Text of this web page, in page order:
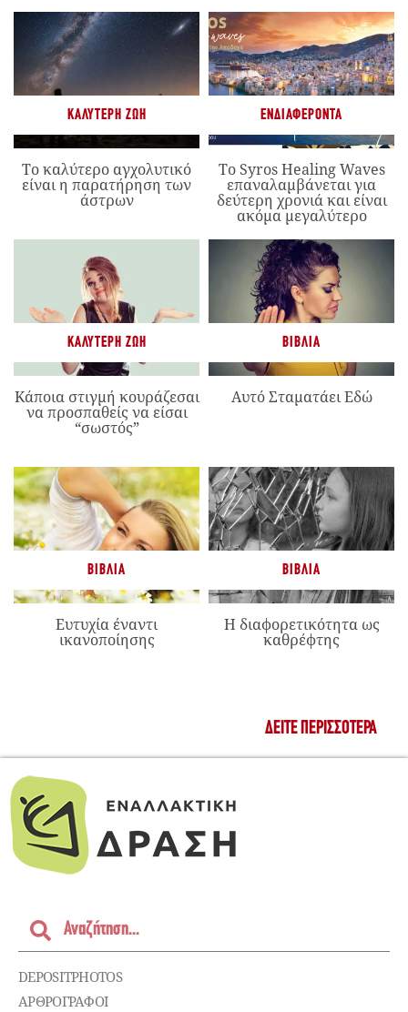
ΚΑΛΎΤΕΡΗ ΖΩΉ
Το καλύτερο αγχολυτικό
είναι η παρατήρηση των
άστρων
ΕΝΔΙΑΦΈΡΟΝΤΑ
Το Syros Healing Waves
επαναλαμβάνεται για
δεύτερη χρονιά και είναι
ακόμα μεγαλύτερο
ΚΑΛΎΤΕΡΗ ΖΩΉ
Κάποια στιγμή κουράζεσαι
να προσπαθείς να είσαι
“σωστός”
ΒΙΒΛΊΑ
Αυτό Σταματάει Εδώ
ΒΙΒΛΊΑ
Ευτυχία έναντι
ικανοποίησης
ΒΙΒΛΊΑ
Η διαφορετικότητα ως
καθρέφτης
ΔΕΊΤΕ ΠΕΡΙΣΣΌΤΕΡΑ
DEPOSITPHOTOS
ΑΡΘΡΟΓΡΑΦΟΙ